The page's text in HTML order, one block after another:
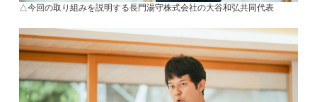
△今回の取り組みを説明する長門湯守株式会社の大谷和弘共同代表